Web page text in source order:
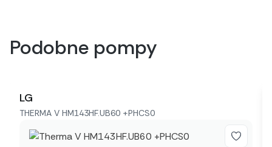
Podobne pompy
LG
THERMA V HM143HF.UB60 +PHCS0